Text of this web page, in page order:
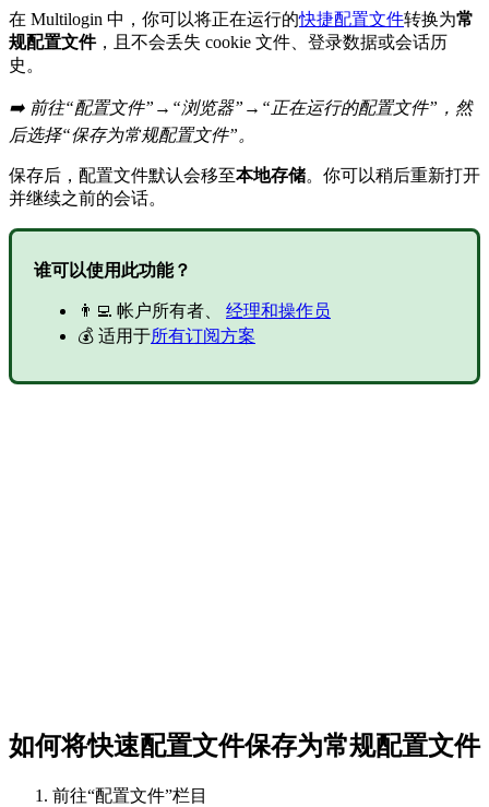
在 Multilogin 中，你可以将正在运行的快捷配置文件转换为常
规配置文件，且不会丢失 cookie 文件、登录数据或会话历
史。
➡️ 前往“配置文件”→“浏览器”→“正在运行的配置文件”，然
后选择“保存为常规配置文件”。
保存后，配置文件默认会移至本地存储。你可以稍后重新打开
并继续之前的会话。
谁可以使用此功能？
👨‍💻 帐户所有者、 经理和操作员
💰 适用于所有订阅方案
如何将快速配置文件保存为常规配置文件
前往“配置文件”栏目